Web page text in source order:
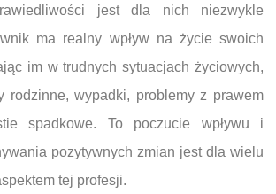
jest dla nich niezwykle
ma realny wpływ na życie swoich
im w trudnych sytuacjach życiowych,
rodzinne, wypadki, problemy z prawem
spadkowe. To poczucie wpływu i
pozytywnych zmian jest dla wielu
tej profesji.